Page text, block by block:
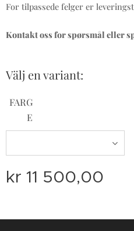
For tilpassede felger er
Kontakt oss for spørsmål eller
Välj en variant:
FARG
E
kr 11 500,00